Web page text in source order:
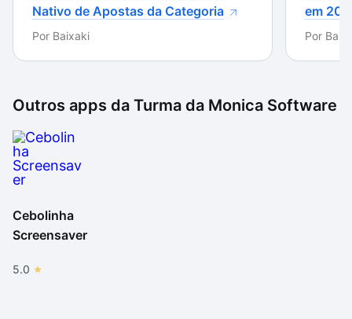
Nativo de Apostas da Categoria
Por Baixaki
em
Por
Outros apps da Turma da Monica Software
Cebolinha
Screensaver
5.0